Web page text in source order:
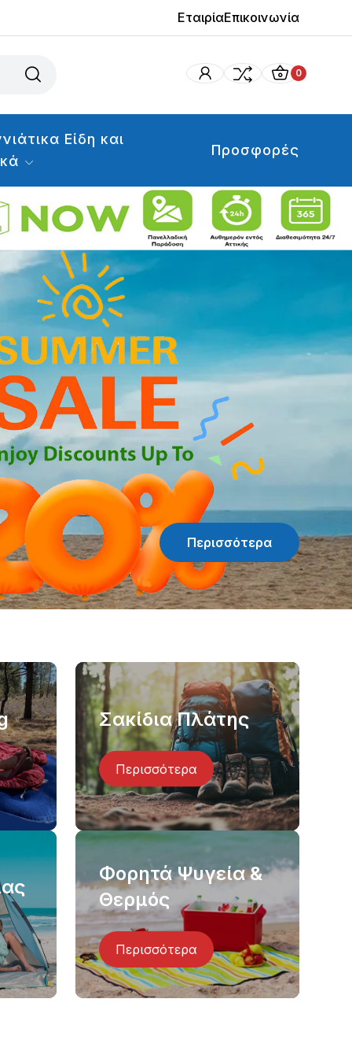
ΕταιρίαΕπικοινωνία
0
Είδη και
Προσφορές
Περισσότερα
Σακίδια Πλάτης
Περισσότερα
Φορητά Ψυγεία &
Θερμός
Περισσότερα